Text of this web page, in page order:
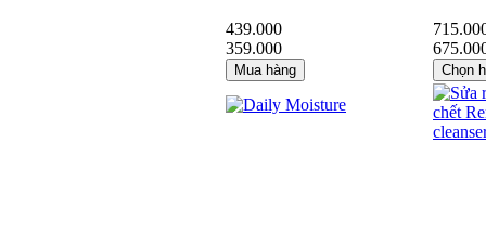
439.000
359.000
Mua hàng Chọn